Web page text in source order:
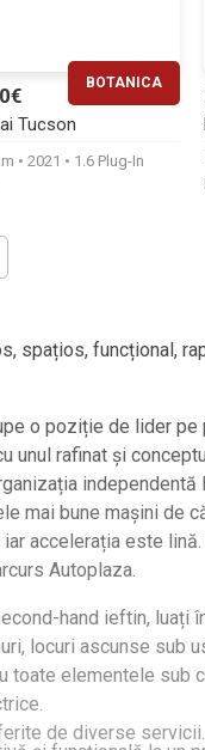
BOTANICA
Tucson
2021
1.6 Plug-In
spațios, funcțional,
o poziție de lider pe
unul rafinat și
mai bune mașini
accelerația este
Autoplaza.
hand ieftin, luați
locuri ascunse sub
toate elementele
de diverse